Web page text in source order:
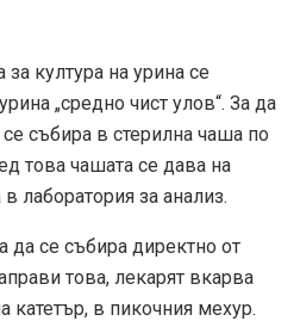
култура на урина се
„средно чист улов“. За да
се събира в стерилна чаша по
това чашата се дава на
лаборатория за анализ.
да се събира директно от
това, лекарят вкарва
катетър, в пикочния мехур.